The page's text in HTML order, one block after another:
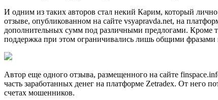
И одним из таких авторов стал некий Карим, который
отзыве, опубликованном на сайте vsyapravda.net, на
дополнительных сумм под различными предлогами. Кроме
поддержка при этом ограничивались лишь общими фразами
Автор еще одного отзыва, размещенного на сайте
часть заработанных денег на платформе Zetradex. От него
счетах мошенников.